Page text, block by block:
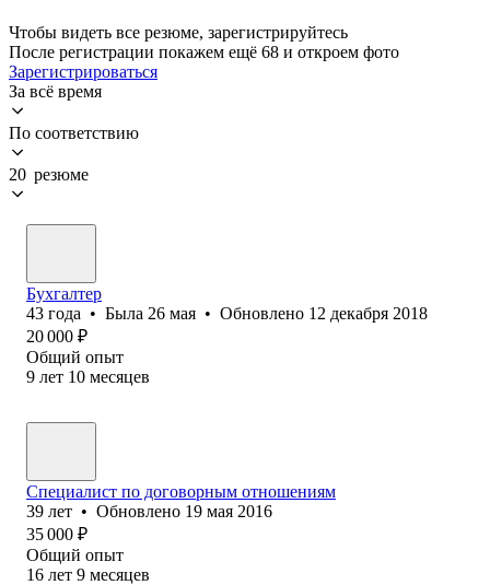
Чтобы видеть все резюме, зарегистрируйтесь
После регистрации покажем ещё 68 и откроем фото
Зарегистрироваться
За всё время
По соответствию
20 резюме
Бухгалтер
43 года • Была 26 мая • Обновлено 12 декабря 2018
20 000 ₽
Общий опыт
9 лет 10 месяцев
Специалист по договорным отношениям
39 лет • Обновлено 19 мая 2016
35 000 ₽
Общий опыт
16 лет 9 месяцев